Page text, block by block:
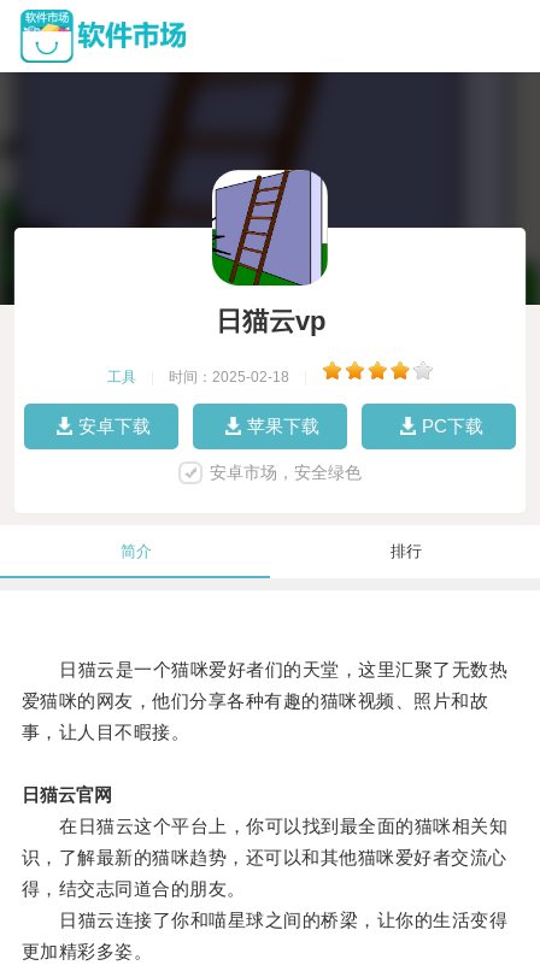
日猫云vp
工具 时间：2025-02-18
安卓下载 苹果下载 PC下载
安卓市场，安全绿色
简介 排行
日猫云是一个猫咪爱好者们的天堂，这里汇聚了无数热
爱猫咪的网友，他们分享各种有趣的猫咪视频、照片和故
事，让人目不暇接。
日猫云官网
在日猫云这个平台上，你可以找到最全面的猫咪相关知
识，了解最新的猫咪趋势，还可以和其他猫咪爱好者交流心
得，结交志同道合的朋友。
日猫云连接了你和喵星球之间的桥梁，让你的生活变得
更加精彩多姿。